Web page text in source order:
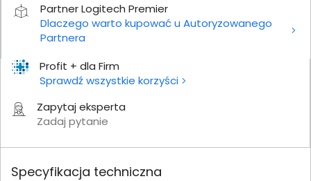
Profit + dla Firm
Sprawdź wszystkie korzyści
Zapytaj eksperta
Zadaj pytanie
Partner Logitech Premier
Dlaczego warto kupować u Autoryzowanego
Partnera
Specyfikacja techniczna